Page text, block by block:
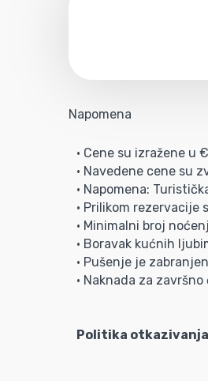
Napomena
• Cene su izražene
• Navedene cene su
• Napomena:
• Prilikom rezervacije
• Minimalni broj
• Boravak kućnih
• Pušenje je
• Naknada za
Politika